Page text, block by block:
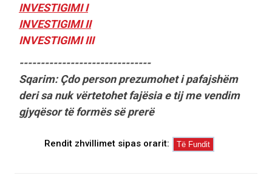
INVESTIGIMI I
INVESTIGIMI II
INVESTIGIMI III
-------------------------------
Sqarim: Çdo person prezumohet i pafajshëm
deri sa nuk vërtetohet fajësia e tij me vendim
gjyqësor të formës së prerë
Rendit zhvillimet sipas orarit: